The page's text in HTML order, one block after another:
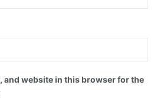
and website in this browser for the